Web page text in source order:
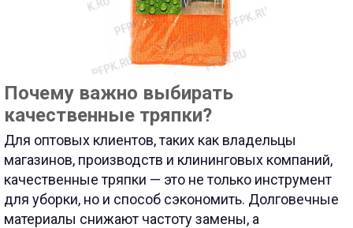
Почему важно выбирать
качественные тряпки?
Для оптовых клиентов, таких как владельцы
магазинов, производств и клининговых компаний,
качественные тряпки — это не только инструмент
для уборки, но и способ сэкономить. Долговечные
материалы снижают частоту замены, а